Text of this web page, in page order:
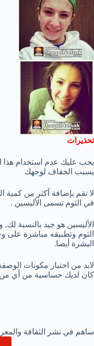
تحذيرات
يجب عليك عدم استخدام هذا
يسبب الجفاف لوجهك
لا تقم بإضافة أكثر من كمية
في الثوم تسمى الأليسين .
الأليسين هو جيد بالنسبة
الثوم وتطبيقه مباشرة
البشرة أيضا.
لابد من اختبار مكونات
كان لديك حساسية من أي من
ساهم في نشر الثقافة